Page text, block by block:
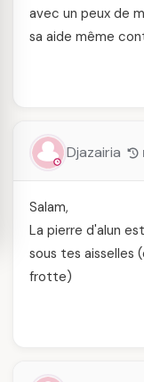
avec un peux de
sa aide même
Djazairia
Salam,
La pierre d'alun
sous tes aisselles
frotte)